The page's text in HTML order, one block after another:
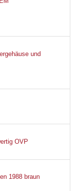
und
OVP
1988 braun